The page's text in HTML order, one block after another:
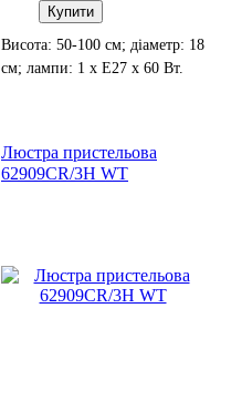
Купити
Висота: 50-100 см; діаметр: 18
см; лампи: 1 х Е27 х 60 Вт.
Люстра пристельова
62909CR/3H WT